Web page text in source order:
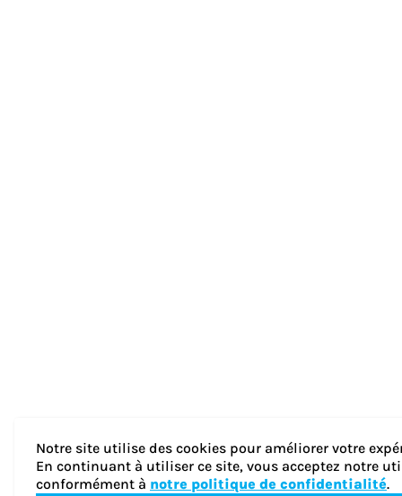
Notre site utilise des cookies pour améliorer votre
En continuant à utiliser ce site, vous acceptez notre
conformément à notre politique de confidentialité.